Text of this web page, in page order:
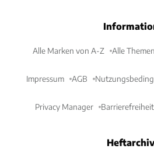
Alle Marken von A-Z Alle
Impressum AGB
Privacy Manager
Heftarchiv